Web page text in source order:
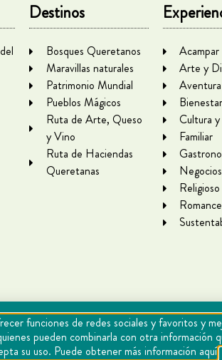
Destinos
Bosques Queretanos
Maravillas naturales
Patrimonio Mundial
Pueblos Mágicos
Ruta de Arte, Queso
y Vino
Ruta de Haciendas
Queretanas
Acampar
Arte y
Bienestar
Cultura
Familiar
Negocios
Religioso
Romance
funciones de redes sociales y favoritos y
pueden combinarla con otra información
su uso. Puede obtener más información aquí